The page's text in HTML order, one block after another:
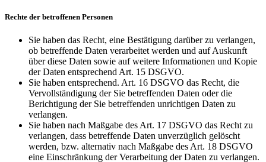
Rechte der betroffenen Personen
Sie haben das Recht, eine Bestätigung darüber zu verlangen,
ob betreffende Daten verarbeitet werden und auf Auskunft
über diese Daten sowie auf weitere Informationen und Kopie
der Daten entsprechend Art. 15 DSGVO.
Sie haben entsprechend. Art. 16 DSGVO das Recht, die
Vervollständigung der Sie betreffenden Daten oder die
Berichtigung der Sie betreffenden unrichtigen Daten zu
verlangen.
Sie haben nach Maßgabe des Art. 17 DSGVO das Recht zu
verlangen, dass betreffende Daten unverzüglich gelöscht
werden, bzw. alternativ nach Maßgabe des Art. 18 DSGVO
eine Einschränkung der Verarbeitung der Daten zu verlangen.